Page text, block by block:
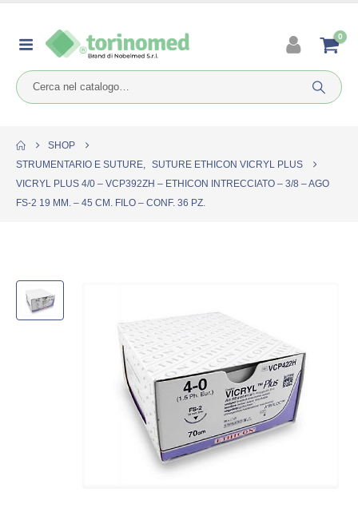
0
SHOP
STRUMENTARIO E SUTURE, SUTURE ETHICON VICRYL PLUS
VICRYL PLUS 4/0 – VCP392ZH – ETHICON INTRECCIATO – 3/8 – AGO
FS-2 19 MM. – 45 CM. FILO – CONF. 36 PZ.